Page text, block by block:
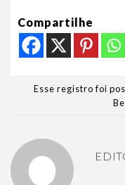
Compartilhe
Esse registro foi